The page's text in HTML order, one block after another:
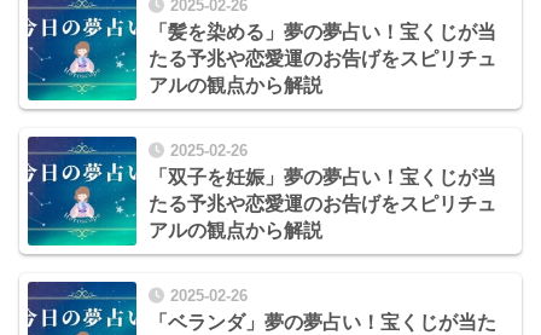
2025-02-26
「髪を染める」夢の夢占い！宝くじが当
たる予兆や恋愛運のお告げをスピリチュ
アルの観点から解説
2025-02-26
「双子を妊娠」夢の夢占い！宝くじが当
たる予兆や恋愛運のお告げをスピリチュ
アルの観点から解説
2025-02-26
「ベランダ」夢の夢占い！宝くじが当た